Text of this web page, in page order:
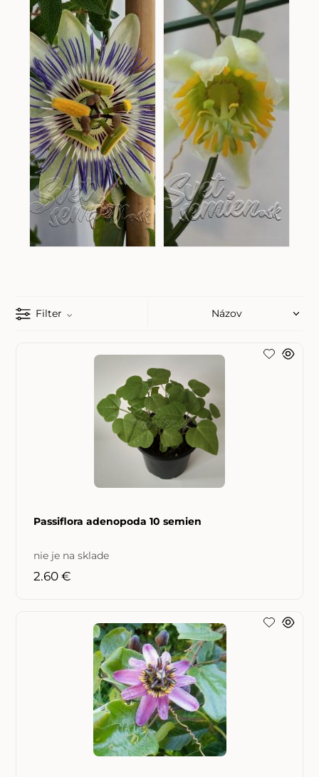
Filter
Passiflora adenopoda 10 semien
nie je na sklade
2.60 €